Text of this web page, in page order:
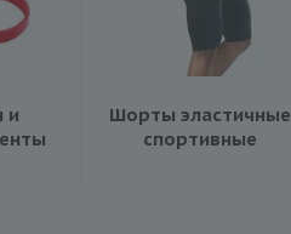
и
Шорты эластичные
спортивные